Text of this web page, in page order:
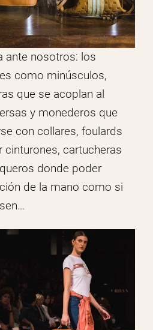
ante nosotros: los
como minúsculos,
que se acoplan al
y monederos que
con collares, foulards
cinturones, cartucheras
donde poder
de la mano como si